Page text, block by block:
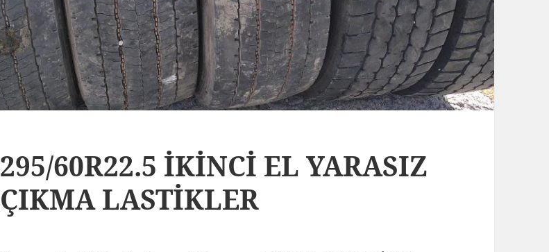
295/60R22.5 İKİNCİ EL YARASIZ
ÇIKMA LASTİKLER